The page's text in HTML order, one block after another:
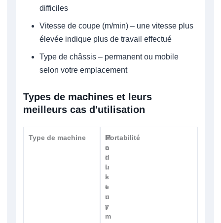
difficiles
Vitesse de coupe (m/min) – une vitesse plus
élevée indique plus de travail effectué
Type de châssis – permanent ou mobile
selon votre emplacement
Types de machines et leurs
meilleurs cas d'utilisation
Type de machine
M
e
i
l
l
e
u
r
m
I
n
d
u
s
t
r
y
Portabilité